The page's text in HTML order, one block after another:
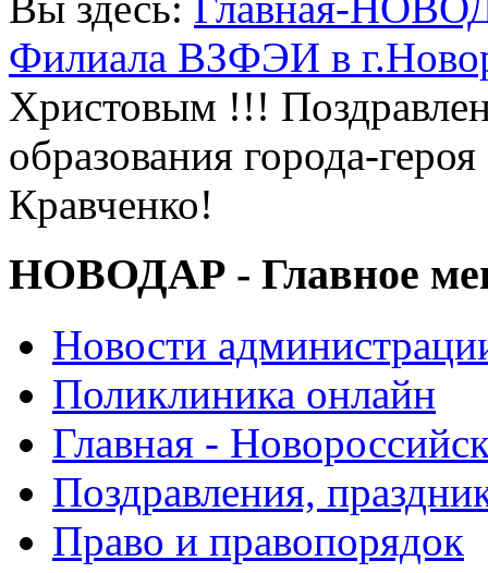
Филиала ВЗФЭИ в
Христовым !!!
образования города-
Кравченко!
НОВОДАР - Главное
Новости
Поликлиника онлайн
Главная -
Поздравления,
Право и правопорядок